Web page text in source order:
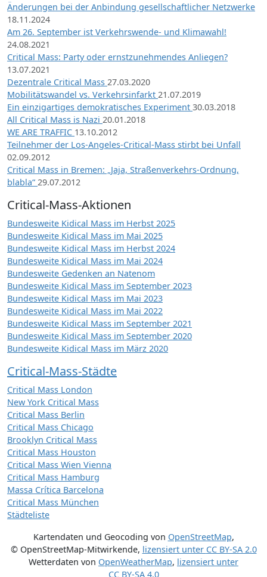
Änderungen bei der Anbindung gesellschaftlicher Netzwerke
18.11.2024
Am 26. September ist Verkehrswende- und Klimawahl!
24.08.2021
Critical Mass: Party oder ernstzunehmendes Anliegen?
13.07.2021
Dezentrale Critical Mass 27.03.2020
Mobilitätswandel vs. Verkehrsinfarkt 21.07.2019
Ein einzigartiges demokratisches Experiment 30.03.2018
All Critical Mass is Nazi 20.01.2018
WE ARE TRAFFIC 13.10.2012
Teilnehmer der Los-Angeles-Critical-Mass stirbt bei Unfall
02.09.2012
Critical Mass in Bremen: „Jaja, Straßenverkehrs-Ordnung,
blabla“ 29.07.2012
Critical-Mass-Aktionen
Bundesweite Kidical Mass im Herbst 2025
Bundesweite Kidical Mass im Mai 2025
Bundesweite Kidical Mass im Herbst 2024
Bundesweite Kidical Mass im Mai 2024
Bundesweite Gedenken an Natenom
Bundesweite Kidical Mass im September 2023
Bundesweite Kidical Mass im Mai 2023
Bundesweite Kidical Mass im Mai 2022
Bundesweite Kidical Mass im September 2021
Bundesweite Kidical Mass im September 2020
Bundesweite Kidical Mass im März 2020
Critical-Mass-Städte
Critical Mass London
New York Critical Mass
Critical Mass Berlin
Critical Mass Chicago
Brooklyn Critical Mass
Critical Mass Houston
Critical Mass Wien Vienna
Critical Mass Hamburg
Massa Crítica Barcelona
Critical Mass München
Städteliste
Kartendaten und Geocoding von OpenStreetMap,
© OpenStreetMap-Mitwirkende, lizensiert unter CC BY-SA 2.0
Wetterdaten von OpenWeatherMap, lizensiert unter
CC BY-SA 4.0